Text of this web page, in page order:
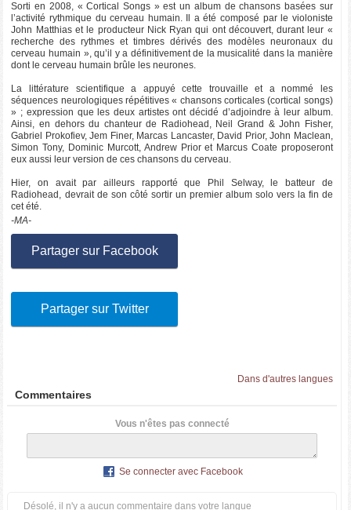
Sorti en 2008, « Cortical Songs » est un album de chansons basées sur
l’activité rythmique du cerveau humain. Il a été composé par le violoniste
John Matthias et le producteur Nick Ryan qui ont découvert, durant leur «
recherche des rythmes et timbres dérivés des modèles neuronaux du
cerveau humain », qu’il y a définitivement de la musicalité dans la manière
dont le cerveau humain brûle les neurones.
La littérature scientifique a appuyé cette trouvaille et a nommé les
séquences neurologiques répétitives « chansons corticales (cortical songs)
» ; expression que les deux artistes ont décidé d’adjoindre à leur album.
Ainsi, en dehors du chanteur de Radiohead, Neil Grand & John Fisher,
Gabriel Prokofiev, Jem Finer, Marcas Lancaster, David Prior, John Maclean,
Simon Tony, Dominic Murcott, Andrew Prior et Marcus Coate proposeront
eux aussi leur version de ces chansons du cerveau.
Hier, on avait par ailleurs rapporté que Phil Selway, le batteur de
Radiohead, devrait de son côté sortir un premier album solo vers la fin de
cet été.
-MA-
Partager sur Facebook
Partager sur Twitter
Dans d'autres langues
Commentaires
Vous n'êtes pas connecté
Se connecter avec Facebook
Désolé, il n'y a aucun commentaire dans votre langue